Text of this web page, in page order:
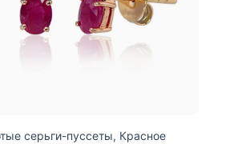
серьги-пуссеты, Красное